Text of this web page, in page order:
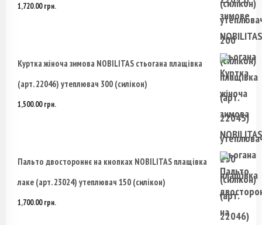
1,720.00грн.
Куртка жіноча зимова NOBILITAS стьогана плащівка
(арт. 22046) утеплювач 300 (силікон)
1,500.00грн.
Пальто двостороннє на кнопках NOBILITAS плащівка
лаке (арт. 23024) утеплювач 150 (силікон)
1,700.00грн.